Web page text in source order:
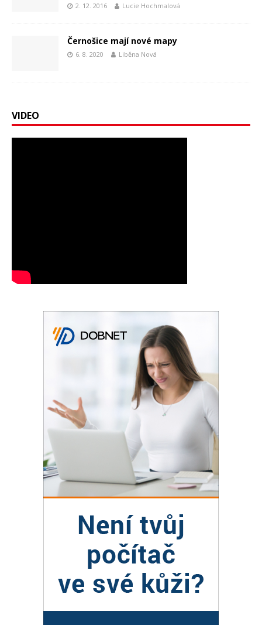
2. 12. 2016 Lucie Hochmalová
Černošice mají nové mapy
6. 8. 2020 Liběna Nová
VIDEO